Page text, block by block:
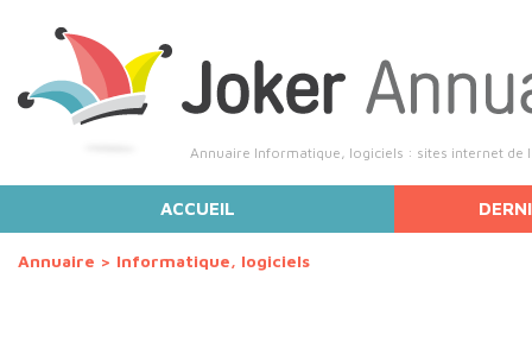
Annuaire Informatique, logiciels : sites internet
ACCUEIL
Annuaire > Informatique, logiciels